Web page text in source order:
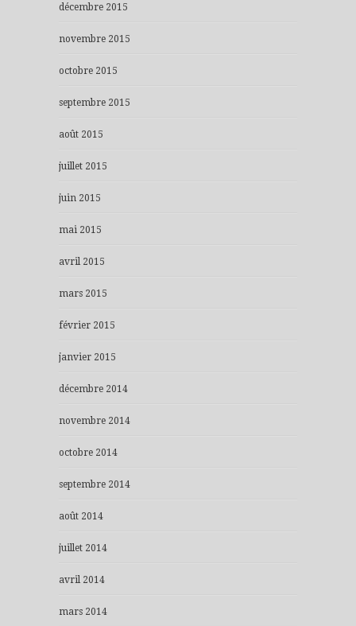
décembre 2015
novembre 2015
octobre 2015
septembre 2015
août 2015
juillet 2015
juin 2015
mai 2015
avril 2015
mars 2015
février 2015
janvier 2015
décembre 2014
novembre 2014
octobre 2014
septembre 2014
août 2014
juillet 2014
avril 2014
mars 2014